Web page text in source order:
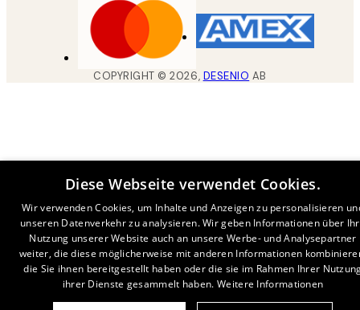
COPYRIGHT ©2026, DESENIO AB
Diese Webseite verwendet Cookies.
Wir verwenden Cookies, um Inhalte und Anzeigen zu personalisieren
unseren Datenverkehr zu analysieren. Wir geben Informationen über
Nutzung unserer Website auch an unsere Werbe- und Analysepartner
weiter, die diese möglicherweise mit anderen Informationen
die Sie ihnen bereitgestellt haben oder die sie im Rahmen Ihrer
ihrer Dienste gesammelt haben. Weitere Informationen